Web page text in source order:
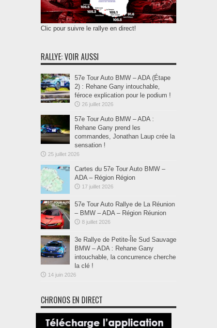
Clic pour suivre le rallye en direct!
RALLYE: VOIR AUSSI
57e Tour Auto BMW – ADA (Étape
2) : Rehane Gany intouchable,
féroce explication pour le podium !
26 juillet 2026
57e Tour Auto BMW – ADA :
Rehane Gany prend les
commandes, Jonathan Laup crée la
sensation !
25 juillet 2026
Cartes du 57e Tour Auto BMW –
ADA – Région Région
17 juillet 2026
57e Tour Auto Rallye de La Réunion
– BMW – ADA – Région Réunion
8 juillet 2026
3e Rallye de Petite-Île Sud Sauvage
BMW – ADA : Rehane Gany
intouchable, la concurrence cherche
la clé !
14 juin 2026
CHRONOS EN DIRECT